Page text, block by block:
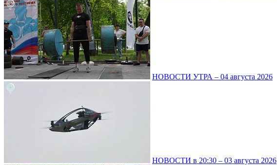
НОВОСТИ УТРА – 04 августа 2026
НОВОСТИ в 20:30 – 03 августа 2026